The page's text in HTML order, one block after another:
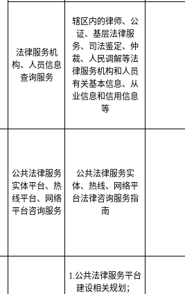
法律服务机
构、人员信息
查询服务
辖区内的律师、公
证、基层法律服
务、司法鉴定、仲
裁、人民调解等法
律服务机构和人员
有关基本信息、从
业信息和信用信息
等
公共法律服务
实体平台、热
线平台、网络
平台咨询服务
公共法律服务实
体、热线、网络平
台法律咨询服务指
南
1.公共法律服务平台
建设相关规划；